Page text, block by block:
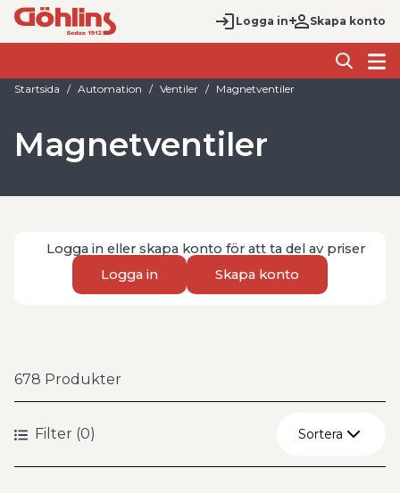
Logga in Skapa konto
Startsida Automation Ventiler Magnetventiler
Magnetventiler
Logga in eller skapa konto för att ta del av priser
Logga in
Skapa konto
678 Produkter
Filter (0) Sortera